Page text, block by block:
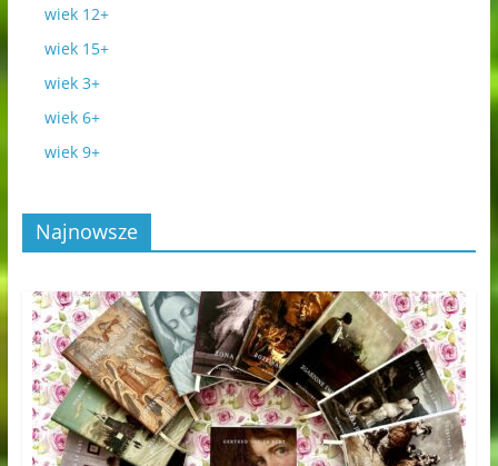
wiek 12+
wiek 15+
wiek 3+
wiek 6+
wiek 9+
Najnowsze